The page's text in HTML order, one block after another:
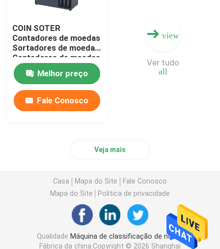
COIN SOTER
Contadores de moedas
Sortadores de moedas
Contadores de moedas
Sortadores de moedas
Melhor preço
Fale Conosco
view
all
Ver tudo
Veja mais
Casa Mapa do Site
Fale Conosco
Mapa do Site
Política de privacidade
Qualidade Máquina de classificação de notas
Fábrica da china.Copyright © 2026 Shanghai